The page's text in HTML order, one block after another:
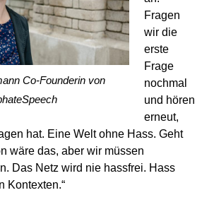
Co-Founderin von
Fragen
wir die
erste
Frage
nochmal
und hören
erneut,
hat. Eine Welt ohne Hass. Geht
wäre das, aber wir müssen
Das Netz wird nie hassfrei. Hass
Kontexten.“